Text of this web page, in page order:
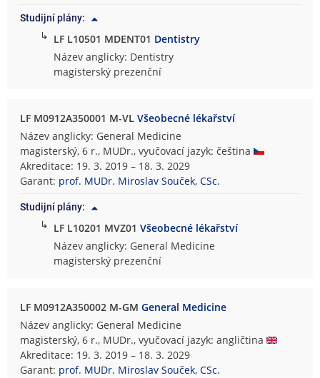
Studijní plány:
↳ LF L10501 MDENT01 Dentistry
Název anglicky: Dentistry
magisterský prezenční
LF M0912A350001 M-VLVšeobecné lékařství
Název anglicky: General Medicine
magisterský, 6 r., MUDr., vyučovací jazyk: čeština
Akreditace: 19. 3. 2019 – 18. 3. 2029
Garant: prof. MUDr. Miroslav Souček, CSc.
Studijní plány:
↳ LF L10201 MVZ01Všeobecné lékařství
Název anglicky: General Medicine
magisterský prezenční
LF M0912A350002 M-GMGeneral Medicine
Název anglicky: General Medicine
magisterský, 6 r., MUDr., vyučovací jazyk: angličtina
Akreditace: 19. 3. 2019 – 18. 3. 2029
Garant: prof. MUDr. Miroslav Souček, CSc.